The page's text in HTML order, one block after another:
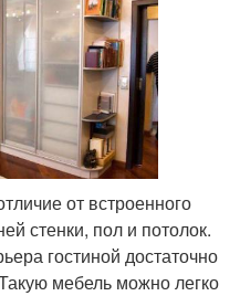
от встроенного
стенки, пол и потолок.
гостиной достаточно
мебель можно легко